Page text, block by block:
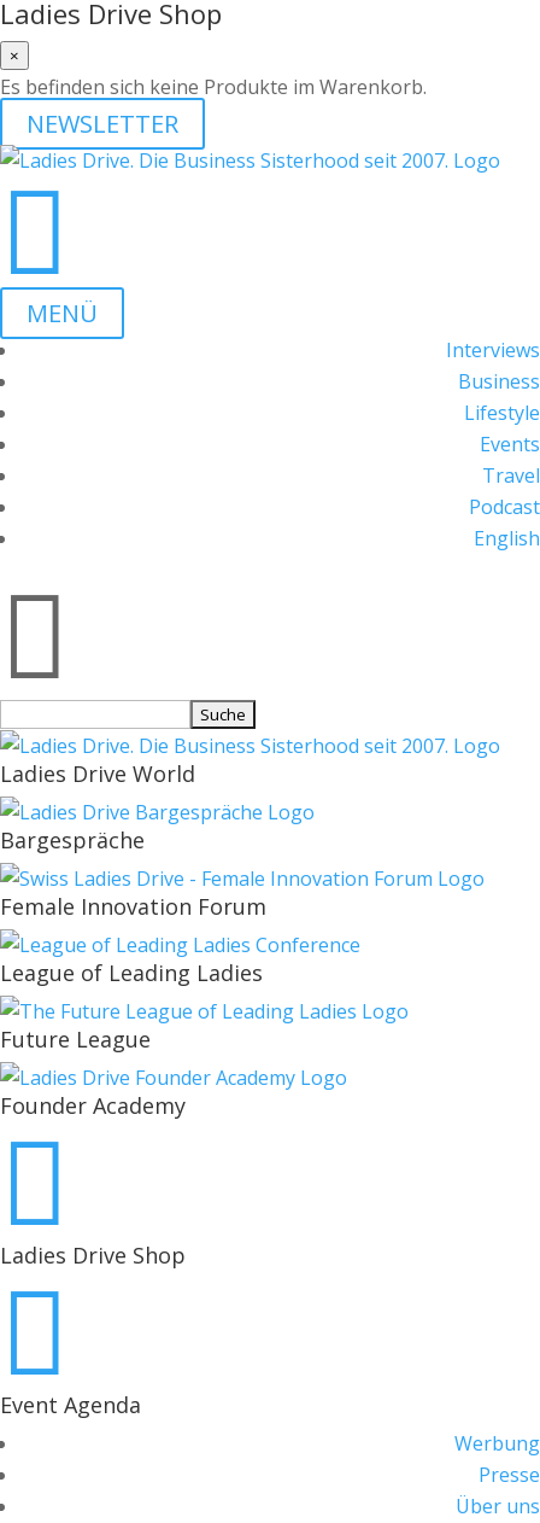
Ladies Drive Shop
×
Es befinden sich keine Produkte im Warenkorb.
NEWSLETTER

MENÜ
Interviews
Business
Lifestyle
Events
Travel
Podcast
English

nach:
Ladies Drive World
Bargespräche
Female Innovation Forum
League of Leading Ladies
Future League
Founder Academy

Ladies Drive Shop

Event Agenda
Werbung
Presse
Über uns